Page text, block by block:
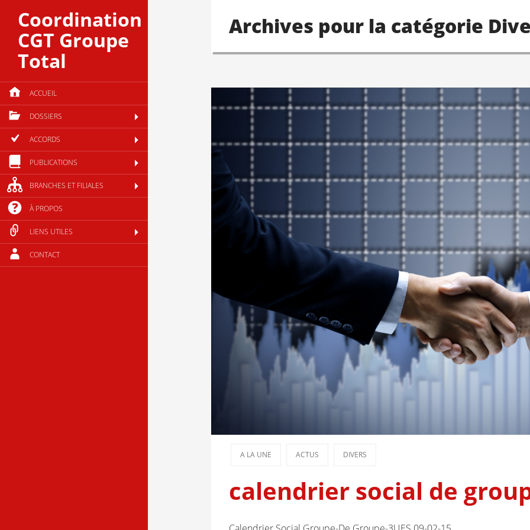
Coordination
CGT Groupe
Total
ACCUEIL
DOSSIERS
ACCORDS
PUBLICATIONS
BRANCHES ET FILIALES
À PROPOS
LIENS UTILES
CONTACT
Archives pour la catégorie
A LA UNE ACTUS DIVERS
calendrier social de